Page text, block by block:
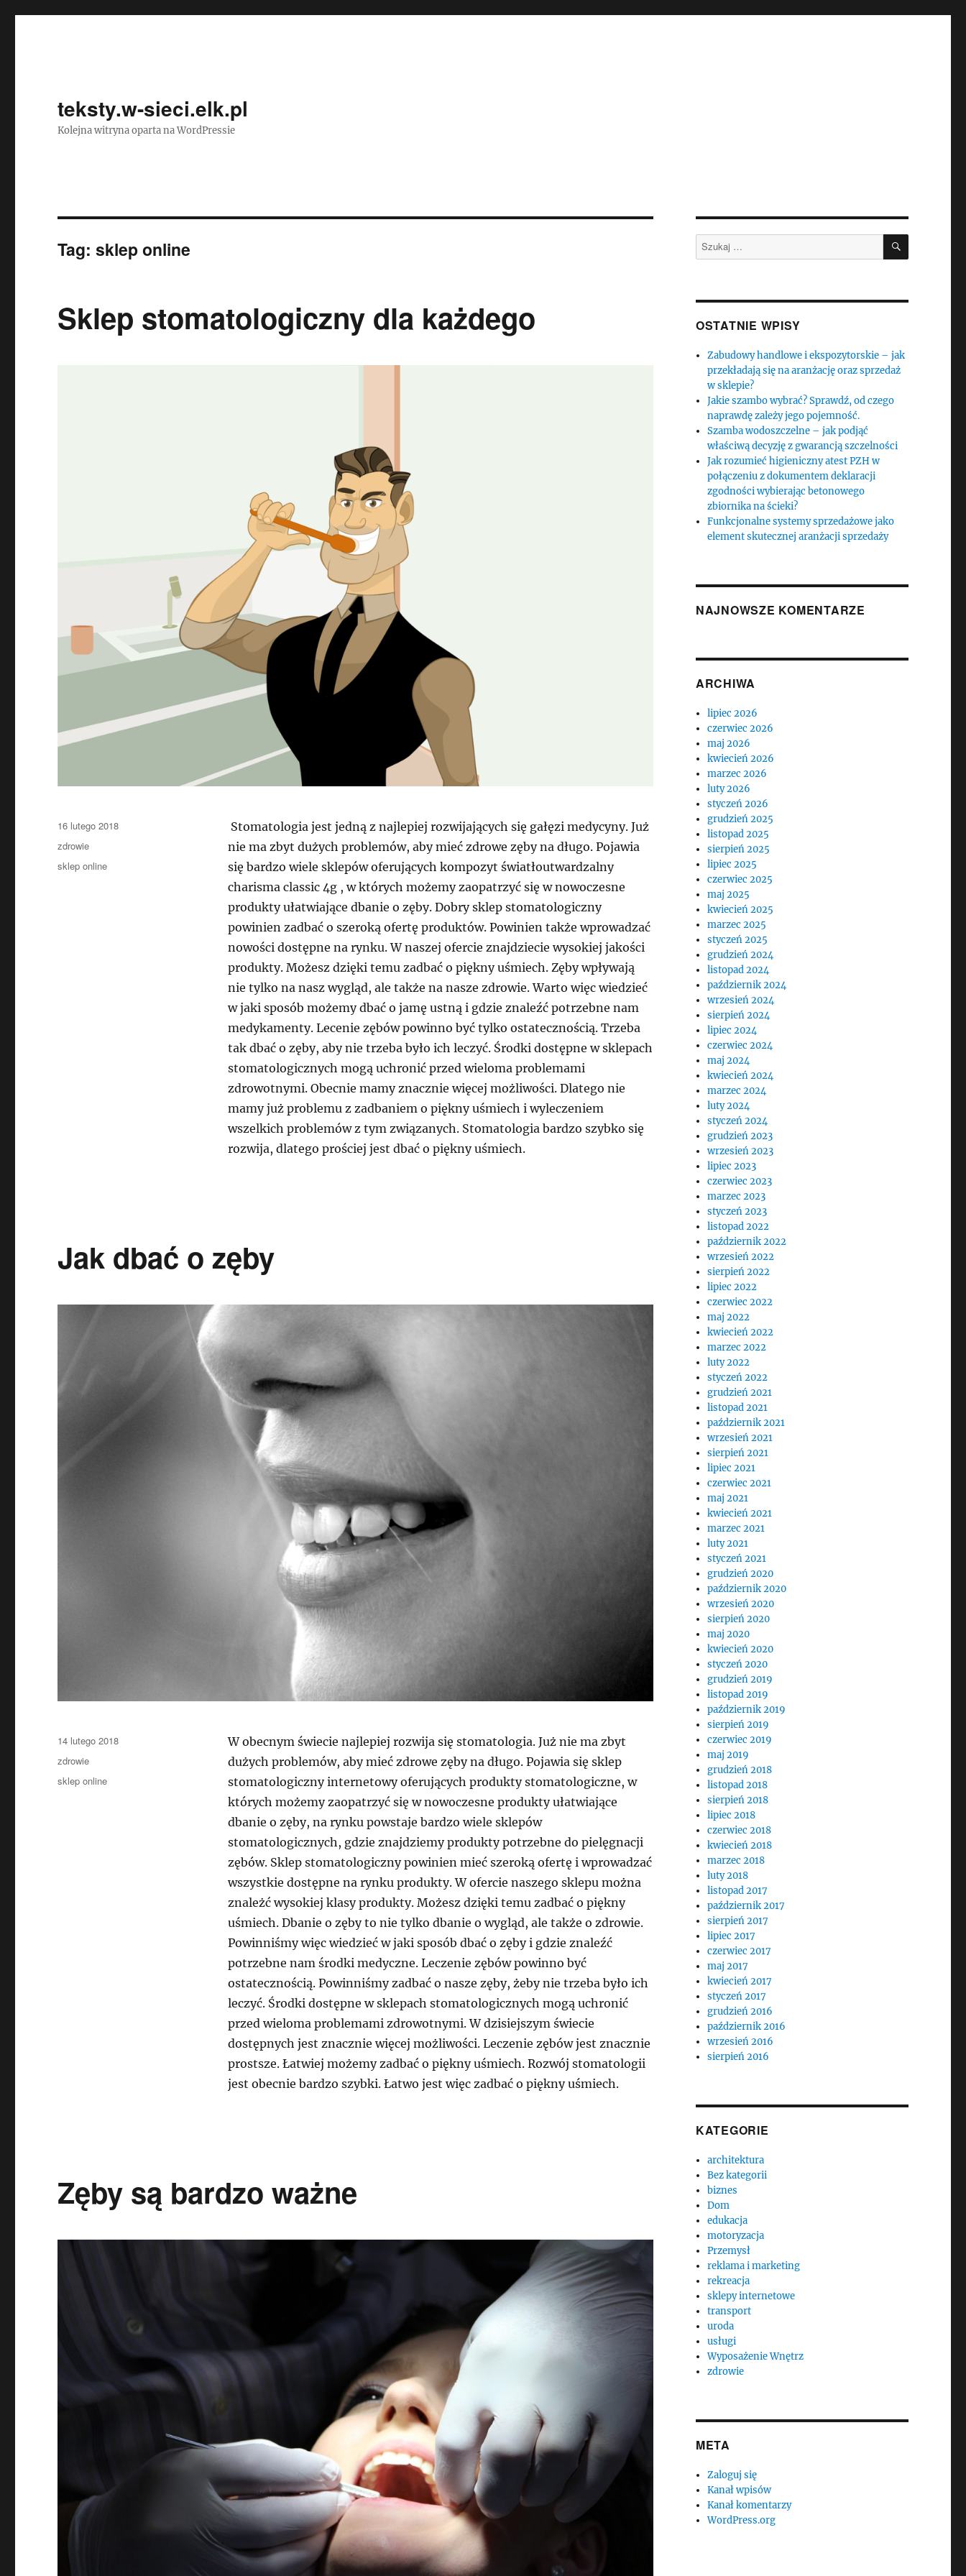
teksty.w-sieci.elk.pl
Kolejna witryna oparta na WordPressie
Tag:sklep online
Sklep stomatologiczny dla każdego
Stomatologia jest jedną z najlepiej rozwijających się gałęzi medycyny. Już
nie ma zbyt dużych problemów, aby mieć zdrowe zęby na długo. Pojawia
się bardzo wiele sklepów oferujących kompozyt światłoutwardzalny
charisma classic 4g , w których możemy zaopatrzyć się w nowoczesne
produkty ułatwiające dbanie o zęby. Dobry sklep stomatologiczny
powinien zadbać o szeroką ofertę produktów. Powinien także wprowadzać
nowości dostępne na rynku. W naszej ofercie znajdziecie wysokiej jakości
produkty. Możesz dzięki temu zadbać o piękny uśmiech. Zęby wpływają
nie tylko na nasz wygląd, ale także na nasze zdrowie. Warto więc wiedzieć
w jaki sposób możemy dbać o jamę ustną i gdzie znaleźć potrzebne nam
medykamenty. Lecenie zębów powinno być tylko ostatecznością. Trzeba
tak dbać o zęby, aby nie trzeba było ich leczyć. Środki dostępne w sklepach
stomatologicznych mogą uchronić przed wieloma problemami
zdrowotnymi. Obecnie mamy znacznie więcej możliwości. Dlatego nie
mamy już problemu z zadbaniem o piękny uśmiech i wyleczeniem
wszelkich problemów z tym związanych. Stomatologia bardzo szybko się
rozwija, dlatego prościej jest dbać o piękny uśmiech.
Data
publikacji
16 lutego 2018
Kategorie
zdrowie
Tagi
sklep online
Jak dbać o zęby
W obecnym świecie najlepiej rozwija się stomatologia. Już nie ma zbyt
dużych problemów, aby mieć zdrowe zęby na długo. Pojawia się sklep
stomatologiczny internetowy oferujących produkty stomatologiczne, w
których możemy zaopatrzyć się w nowoczesne produkty ułatwiające
dbanie o zęby, na rynku powstaje bardzo wiele sklepów
stomatologicznych, gdzie znajdziemy produkty potrzebne do pielęgnacji
zębów. Sklep stomatologiczny powinien mieć szeroką ofertę i wprowadzać
wszystkie dostępne na rynku produkty. W ofercie naszego sklepu można
znależć wysokiej klasy produkty. Możesz dzięki temu zadbać o piękny
uśmiech. Dbanie o zęby to nie tylko dbanie o wygląd, ale także o zdrowie.
Powinniśmy więc wiedzieć w jaki sposób dbać o zęby i gdzie znaleźć
potrzebne nam środki medyczne. Leczenie zębów powinno być
ostatecznością. Powinniśmy zadbać o nasze zęby, żeby nie trzeba było ich
leczyć. Środki dostępne w sklepach stomatologicznych mogą uchronić
przed wieloma problemami zdrowotnymi. W dzisiejszym świecie
dostępnych jest znacznie więcej możliwości. Leczenie zębów jest znacznie
prostsze. Łatwiej możemy zadbać o piękny uśmiech. Rozwój stomatologii
jest obecnie bardzo szybki. Łatwo jest więc zadbać o piękny uśmiech.
Data
publikacji
14 lutego 2018
Kategorie
zdrowie
Tagi
sklep online
Zęby są bardzo ważne
Szukaj: SZUKAJ
OSTATNIE WPISY
Zabudowy handlowe i ekspozytorskie – jak
przekładają się na aranżację oraz sprzedaż
w sklepie?
Jakie szambo wybrać? Sprawdź, od czego
naprawdę zależy jego pojemność.
Szamba wodoszczelne – jak podjąć
właściwą decyzję z gwarancją szczelności
Jak rozumieć higieniczny atest PZH w
połączeniu z dokumentem deklaracji
zgodności wybierając betonowego
zbiornika na ścieki?
Funkcjonalne systemy sprzedażowe jako
element skutecznej aranżacji sprzedaży
NAJNOWSZE KOMENTARZE
ARCHIWA
lipiec 2026
czerwiec 2026
maj 2026
kwiecień 2026
marzec 2026
luty 2026
styczeń 2026
grudzień 2025
listopad 2025
sierpień 2025
lipiec 2025
czerwiec 2025
maj 2025
kwiecień 2025
marzec 2025
styczeń 2025
grudzień 2024
listopad 2024
październik 2024
wrzesień 2024
sierpień 2024
lipiec 2024
czerwiec 2024
maj 2024
kwiecień 2024
marzec 2024
luty 2024
styczeń 2024
grudzień 2023
wrzesień 2023
lipiec 2023
czerwiec 2023
marzec 2023
styczeń 2023
listopad 2022
październik 2022
wrzesień 2022
sierpień 2022
lipiec 2022
czerwiec 2022
maj 2022
kwiecień 2022
marzec 2022
luty 2022
styczeń 2022
grudzień 2021
listopad 2021
październik 2021
wrzesień 2021
sierpień 2021
lipiec 2021
czerwiec 2021
maj 2021
kwiecień 2021
marzec 2021
luty 2021
styczeń 2021
grudzień 2020
październik 2020
wrzesień 2020
sierpień 2020
maj 2020
kwiecień 2020
styczeń 2020
grudzień 2019
listopad 2019
październik 2019
sierpień 2019
czerwiec 2019
maj 2019
grudzień 2018
listopad 2018
sierpień 2018
lipiec 2018
czerwiec 2018
kwiecień 2018
marzec 2018
luty 2018
listopad 2017
październik 2017
sierpień 2017
lipiec 2017
czerwiec 2017
maj 2017
kwiecień 2017
styczeń 2017
grudzień 2016
październik 2016
wrzesień 2016
sierpień 2016
KATEGORIE
architektura
Bez kategorii
biznes
Dom
edukacja
motoryzacja
Przemysł
reklama i marketing
rekreacja
sklepy internetowe
transport
uroda
usługi
Wyposażenie Wnętrz
zdrowie
META
Zaloguj się
Kanał wpisów
Kanał komentarzy
WordPress.org